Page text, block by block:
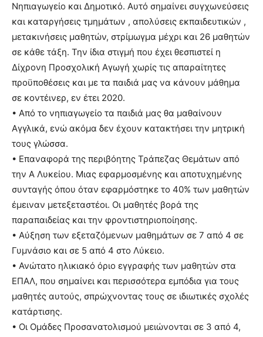
Νηπιαγωγείο και Δημοτικό. Αυτό σημαίνει συγχωνεύσεις
και καταργήσεις τμημάτων , απολύσεις εκπαιδευτικών ,
μετακινήσεις μαθητών, στρίμωγμα μέχρι και 26 μαθητών
σε κάθε τάξη. Την ίδια στιγμή που έχει θεσπιστεί η
Δίχρονη Προσχολική Αγωγή χωρίς τις απαραίτητες
προϋποθέσεις και με τα παιδιά μας να κάνουν μάθημα
σε κοντέινερ, εν έτει 2020.
• Από το νηπιαγωγείο τα παιδιά μας θα μαθαίνουν
Αγγλικά, ενώ ακόμα δεν έχουν κατακτήσει την μητρική
τους γλώσσα.
• Επαναφορά της περιβόητης Τράπεζας Θεμάτων από
την Α Λυκείου. Μιας εφαρμοσμένης και αποτυχημένης
συνταγής όπου όταν εφαρμόστηκε το 40% των μαθητών
έμειναν μετεξεταστέοι. Οι μαθητές βορά της
παραπαιδείας και την φροντιστηριοποίησης.
• Αύξηση των εξεταζόμενων μαθημάτων σε 7 από 4 σε
Γυμνάσιο και σε 5 από 4 στο Λύκειο.
• Ανώτατο ηλικιακό όριο εγγραφής των μαθητών στα
ΕΠΑΛ, που σημαίνει και περισσότερα εμπόδια για τους
μαθητές αυτούς, σπρώχνοντας τους σε ιδιωτικές σχολές
κατάρτισης.
• Οι Ομάδες Προσανατολισμού μειώνονται σε 3 από 4,